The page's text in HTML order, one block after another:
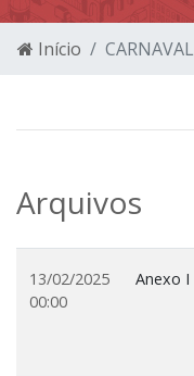
Início
Arquivos
13/02/2025
00:00
Anexo I